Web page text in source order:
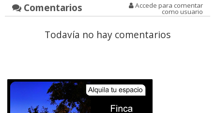
Comentarios Accede para comentar
como usuario
Todavía no hay comentarios